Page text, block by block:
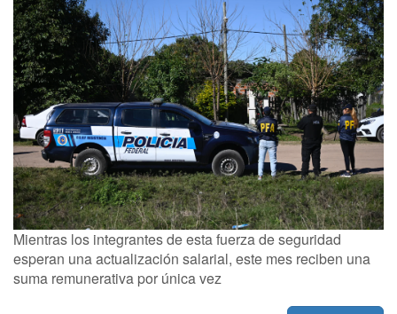
Mientras los integrantes de esta fuerza de seguridad
esperan una actualización salarial, este mes reciben una
suma remunerativa por única vez